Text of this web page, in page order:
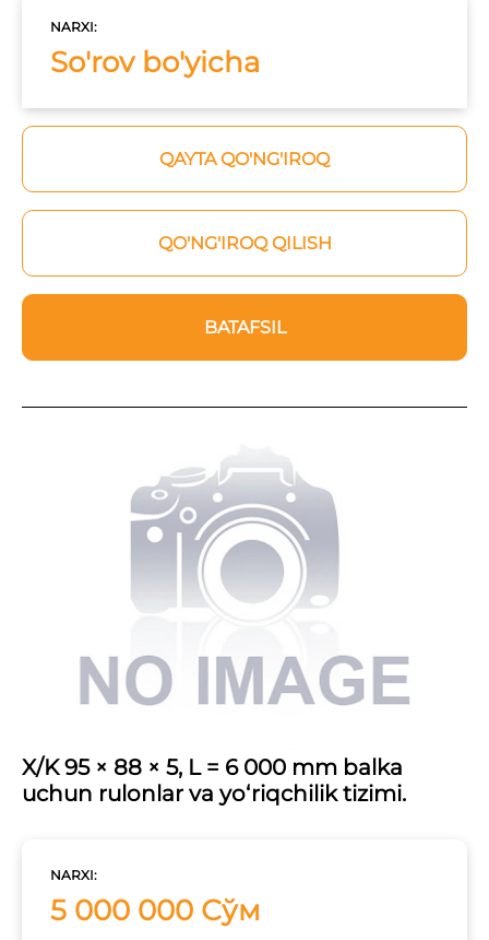
NARXI:
So'rov bo'yicha
QAYTA QO'NG'IROQ
QO'NG'IROQ QILISH
BATAFSIL
X/K 95 × 88 × 5, L = 6 000 mm balka
uchun rulonlar va yo‘riqchilik tizimi.
NARXI:
5 000 000 Сўм